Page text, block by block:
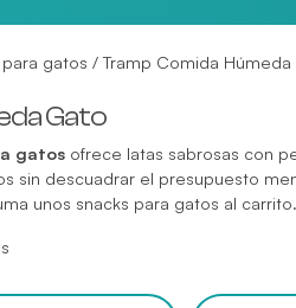
gatos / Tramp Comida Húmeda
Gato
gatos ofrece latas sabrosas con
sin descuadrar el presupuesto
unos snacks para gatos al carrito.